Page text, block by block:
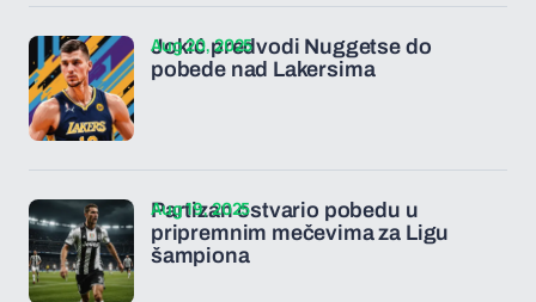
Jokić predvodi Nuggetse do
pobede nad Lakersima
Aug 20, 2025
Partizan ostvario pobedu u
pripremnim mečevima za Ligu
šampiona
Aug 19, 2025